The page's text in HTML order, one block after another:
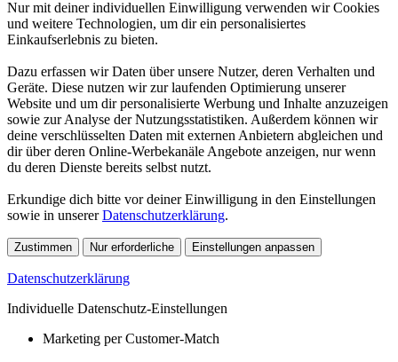
Nur mit deiner individuellen Einwilligung verwenden wir Cookies
und weitere Technologien, um dir ein personalisiertes
Einkaufserlebnis zu bieten.
Dazu erfassen wir Daten über unsere Nutzer, deren Verhalten und
Geräte. Diese nutzen wir zur laufenden Optimierung unserer
Website und um dir personalisierte Werbung und Inhalte anzuzeigen
sowie zur Analyse der Nutzungsstatistiken. Außerdem können wir
deine verschlüsselten Daten mit externen Anbietern abgleichen und
dir über deren Online-Werbekanäle Angebote anzeigen, nur wenn
du deren Dienste bereits selbst nutzt.
Erkundige dich bitte vor deiner Einwilligung in den Einstellungen
sowie in unsererDatenschutzerklärung.
Zustimmen Nur erforderliche Einstellungen anpassen
Datenschutzerklärung
Individuelle Datenschutz-Einstellungen
Marketing per Customer-Match